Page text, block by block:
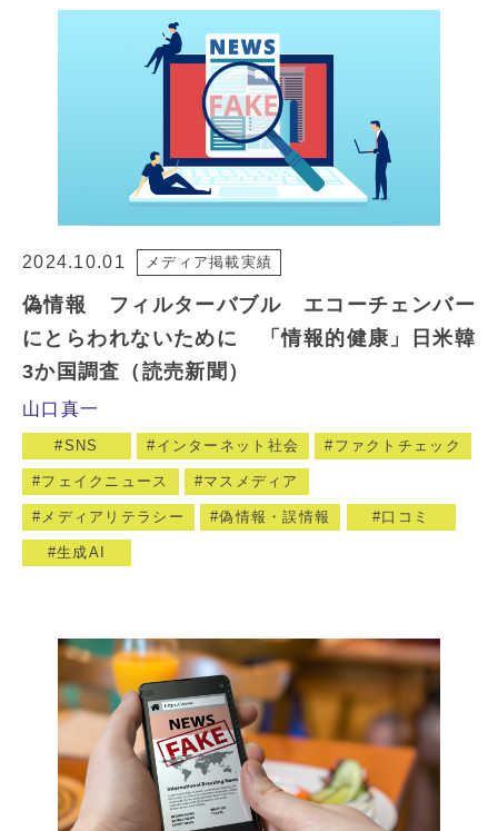
2024.10.01 メディア掲載実績
偽情報 フィルターバブル エコーチェンバー
にとらわれないために 「情報的健康」日米韓
3か国調査（読売新聞）
山口真一
SNS インターネット社会 ファクトチェック
フェイクニュース マスメディア
メディアリテラシー 偽情報・誤情報 口コミ
生成AI